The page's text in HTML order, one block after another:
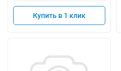
Купить в 1 клик